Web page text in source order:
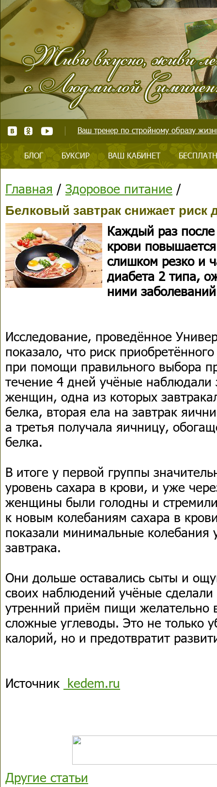
Ваш тренер по стройному образу
БЛОГ БУКСИР ВАШ КАБИНЕТ
Главная / Здоровое питание /
Белковый завтрак снижает риск
Каждый раз
крови
слишком резко и
диабета 2 типа,
ними
Исследование, проведённое
показало, что риск
при помощи правильного выбора
течение 4 дней учёные наблюдали
женщин, одна из которых
белка, вторая ела на завтрак
а третья получала яичницу,
белка.
В итоге у первой группы
уровень сахара в крови, и уже
женщины были голодны и
к новым колебаниям сахара в
показали минимальные колебания
завтрака.
Они дольше оставались сыты и
своих наблюдений учёные
утренний приём пищи желательно
сложные углеводы. Это не только
калорий, но и предотвратит
Источник kedem.ru
Другие статьи